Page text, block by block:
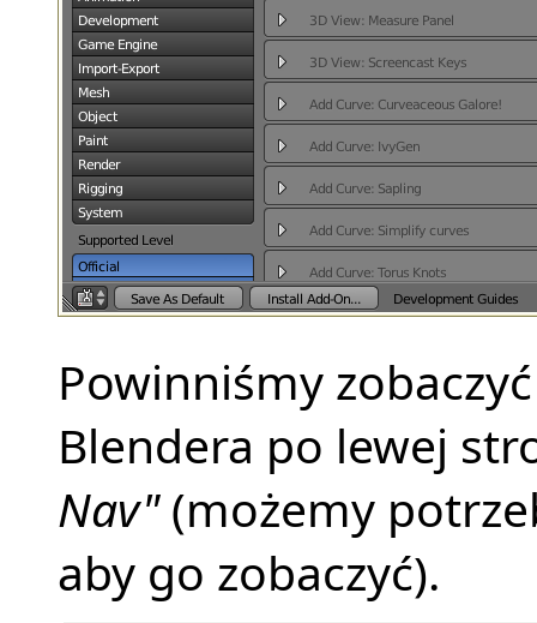
Powinniśmy
Blendera po lewej
Nav"(możemy
aby go zobaczyć).